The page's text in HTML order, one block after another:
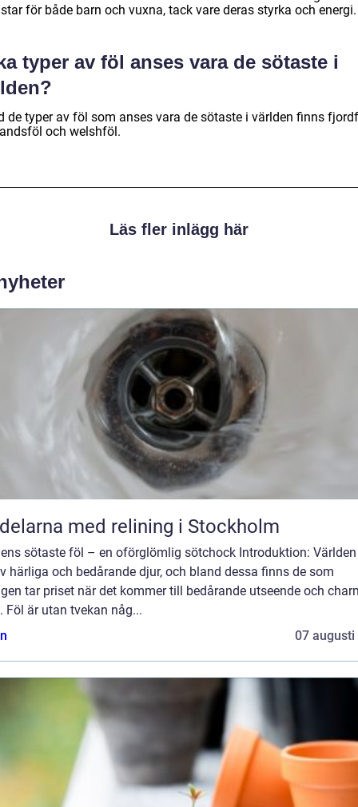
för både barn och vuxna, tack vare deras styrka och energi.
typer av föl anses vara de sötaste i
de typer av föl som anses vara de sötaste i världen finns
och welshföl.
Läs fler inlägg här
med relining i Stockholm
sötaste föl – en oförglömlig sötchock Introduktion:
härliga och bedårande djur, och bland dessa finns de som
tar priset när det kommer till bedårande utseende och
Föl är utan tvekan någ...
07 augusti